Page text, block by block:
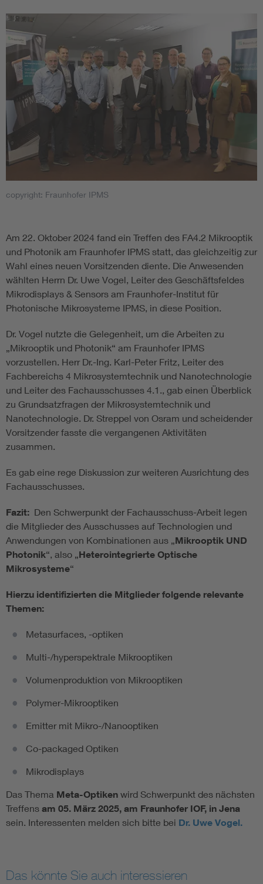
copyright: Fraunhofer IPMS
Am 22. Oktober 2024 fand ein Treffen des FA4.2 Mikrooptik
und Photonik am Fraunhofer IPMS statt, das gleichzeitig zur
Wahl eines neuen Vorsitzenden diente. Die Anwesenden
wählten Herrn Dr. Uwe Vogel, Leiter des Geschäftsfeldes
Mikrodisplays & Sensors am Fraunhofer-Institut für
Photonische Mikrosysteme IPMS, in diese Position.
Dr. Vogel nutzte die Gelegenheit, um die Arbeiten zu
„Mikrooptik und Photonik“ am Fraunhofer IPMS
vorzustellen. Herr Dr.-Ing. Karl-Peter Fritz, Leiter des
Fachbereichs 4 Mikrosystemtechnik und Nanotechnologie
und Leiter des Fachausschusses 4.1., gab einen Überblick
zu Grundsatzfragen der Mikrosystemtechnik und
Nanotechnologie. Dr. Streppel von Osram und scheidender
Vorsitzender fasste die vergangenen Aktivitäten
zusammen.
Es gab eine rege Diskussion zur weiteren Ausrichtung des
Fachausschusses.
Fazit: Den Schwerpunkt der Fachausschuss-Arbeit legen
die Mitglieder des Ausschusses auf Technologien und
Anwendungen von Kombinationen aus „Mikrooptik UND
Photonik“, also „Heterointegrierte Optische
Mikrosysteme“
Hierzu identifizierten die Mitglieder folgende relevante
Themen:
Metasurfaces, -optiken
Multi-/hyperspektrale Mikrooptiken
Volumenproduktion von Mikrooptiken
Polymer-Mikrooptiken
Emitter mit Mikro-/Nanooptiken
Co-packaged Optiken
Mikrodisplays
Das Thema Meta-Optiken wird Schwerpunkt des nächsten
Treffens am 05. März 2025, am Fraunhofer IOF, in Jena
sein. Interessenten melden sich bitte bei Dr. Uwe Vogel.
Das könnte Sie auch interessieren